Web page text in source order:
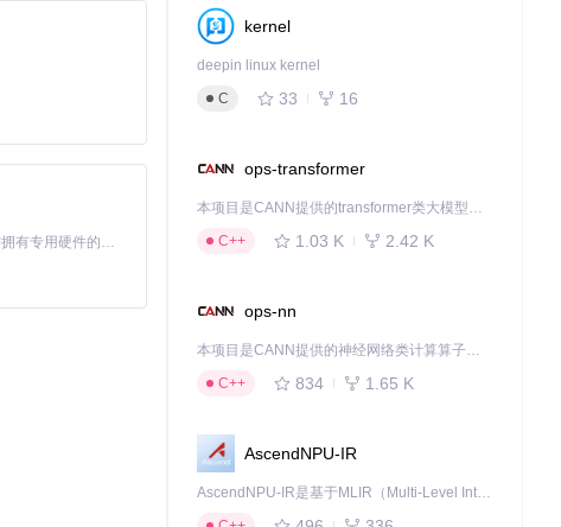
基于Python的Xiaozhi AI，适用于想要完整Xiaozhi体验而无需拥有专用硬件的用户。
kernel
deepin linux kernel
C
33 16
ops-transformer
本项目是CANN提供的transformer类大模型算子库，实现网络在NPU上加速计算。
C++
1.03 K 2.42 K
ops-nn
本项目是CANN提供的神经网络类计算算子库，实现网络在NPU上加速计算。
C++
834 1.65 K
AscendNPU-IR
AscendNPU-IR是基于MLIR（Multi-Level Intermediate Representation）构建的，面向昇腾亲和算子编译时使用的中间表示，提供昇腾完备表达能力，通过编译优化提升昇腾AI处理器计算效率，支持通过生态框架使能昇腾AI处理器与深度调优